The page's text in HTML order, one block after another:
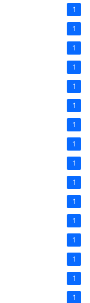
1
1
1
1
1
1
1
1
1
1
1
1
1
1
1
1